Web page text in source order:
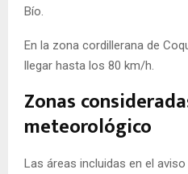
Bío.
En la zona cordillerana de
llegar hasta los 80 km/h.
Zonas
meteorológico
Las áreas incluidas en el aviso